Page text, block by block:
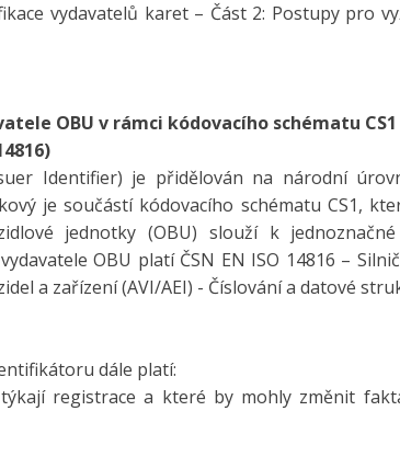
vydavatelů karet – Část 2: Postupy pro
OBU v rámci kódovacího schématu
Identifier) je přidělován na národní
je součástí kódovacího schématu CS1,
jednotky (OBU) slouží k
OBU platí ČSN EN ISO 14816 –
a zařízení (AVI/AEI) - Číslování a datové
dále platí:
registrace a které by mohly změnit